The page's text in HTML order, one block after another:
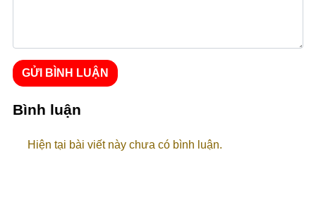
GỬI BÌNH LUẬN
Bình luận
Hiện tại bài viết này chưa có bình luận.